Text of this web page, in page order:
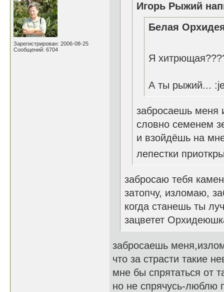
Зарегистрирован: 2006-08-25
Сообщений: 6704
Игорь Рыжий
Белая
Я
А ты рыжий...
забросаешь меня
словно семенем
и взойдёшь на
лепестки
забросаю тебя
затопчу, изломаю,
когда станешь ты
зацветет
забросаешь
что за страсти такие
мне бы спрятаться от
но не спрячусь-люблю